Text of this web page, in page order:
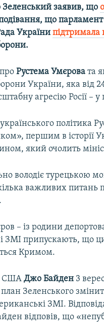
заявив, що
що
Українипідтримала
Рустема Умєрова та
України, яка від
агресію Росії – у
політика
першим в історії
який очолить
володіє турецькою
важливих питань
.
– із родини
ЗМІ припускають, що
Кримом.
СШАДжо Байден 3
Зеленського
ЗМІ.
відповів, що